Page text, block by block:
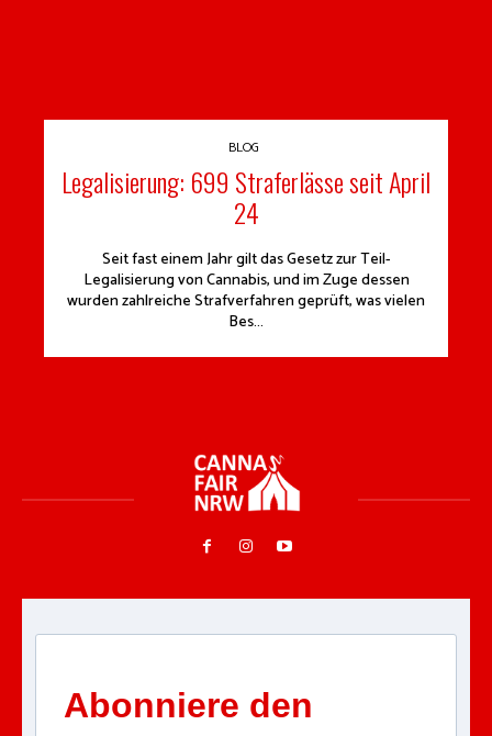
BLOG
Legalisierung: 699 Straferlässe seit April
24
Seit fast einem Jahr gilt das Gesetz zur Teil-
Legalisierung von Cannabis, und im Zuge dessen
wurden zahlreiche Strafverfahren geprüft, was vielen
Bes...
Abonniere den